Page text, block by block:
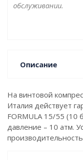
обслуживании.
Описание
На винтовой
Италия действует
FORMULA 15/55 (10
давление – 10 атм.